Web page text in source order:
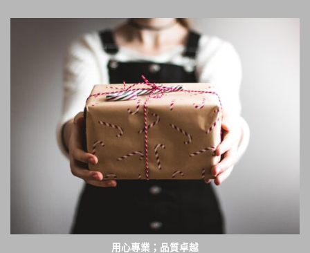
用心專業；品質卓越